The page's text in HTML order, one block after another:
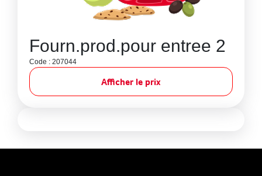
Fourn.prod.pour entree 2
Code : 207044
Afficher le prix